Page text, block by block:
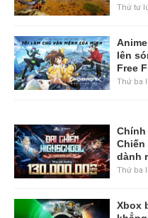
Thứ tư
lên
Free
Thứ ba
Chiến
dành
Thứ ba
Xbox